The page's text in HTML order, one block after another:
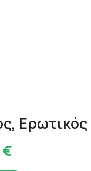
Ερωτικός
€Η